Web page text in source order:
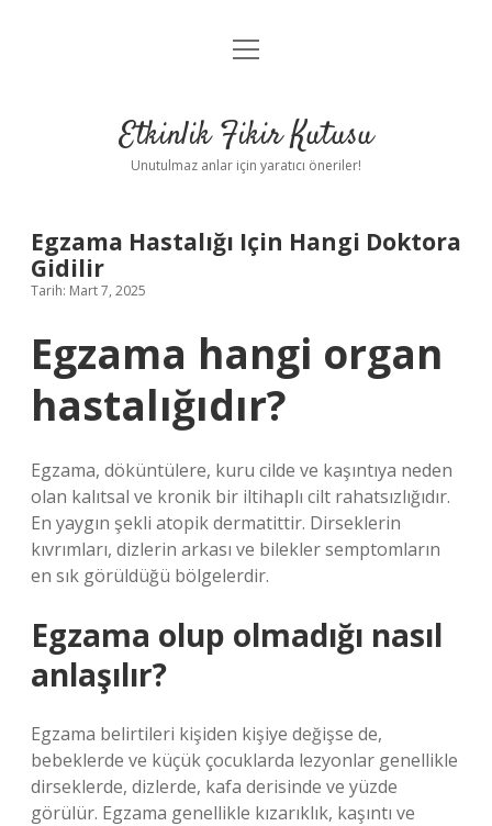
Anasayfa
Yasal Uyarı
menüyü
Etkinlik Fikir Kutusu
Unutulmaz anlar için yaratıcı öneriler!
Egzama Hastalığı Için Hangi Doktora
Gidilir
Tarih: Mart 7, 2025
Egzama hangi organ
hastalığıdır?
Egzama, döküntülere, kuru cilde ve kaşıntıya neden
olan kalıtsal ve kronik bir iltihaplı cilt rahatsızlığıdır.
En yaygın şekli atopik dermatittir. Dirseklerin
kıvrımları, dizlerin arkası ve bilekler semptomların
en sık görüldüğü bölgelerdir.
Egzama olup olmadığı nasıl
anlaşılır?
Egzama belirtileri kişiden kişiye değişse de,
bebeklerde ve küçük çocuklarda lezyonlar genellikle
dirseklerde, dizlerde, kafa derisinde ve yüzde
görülür. Egzama genellikle kızarıklık, kaşıntı ve